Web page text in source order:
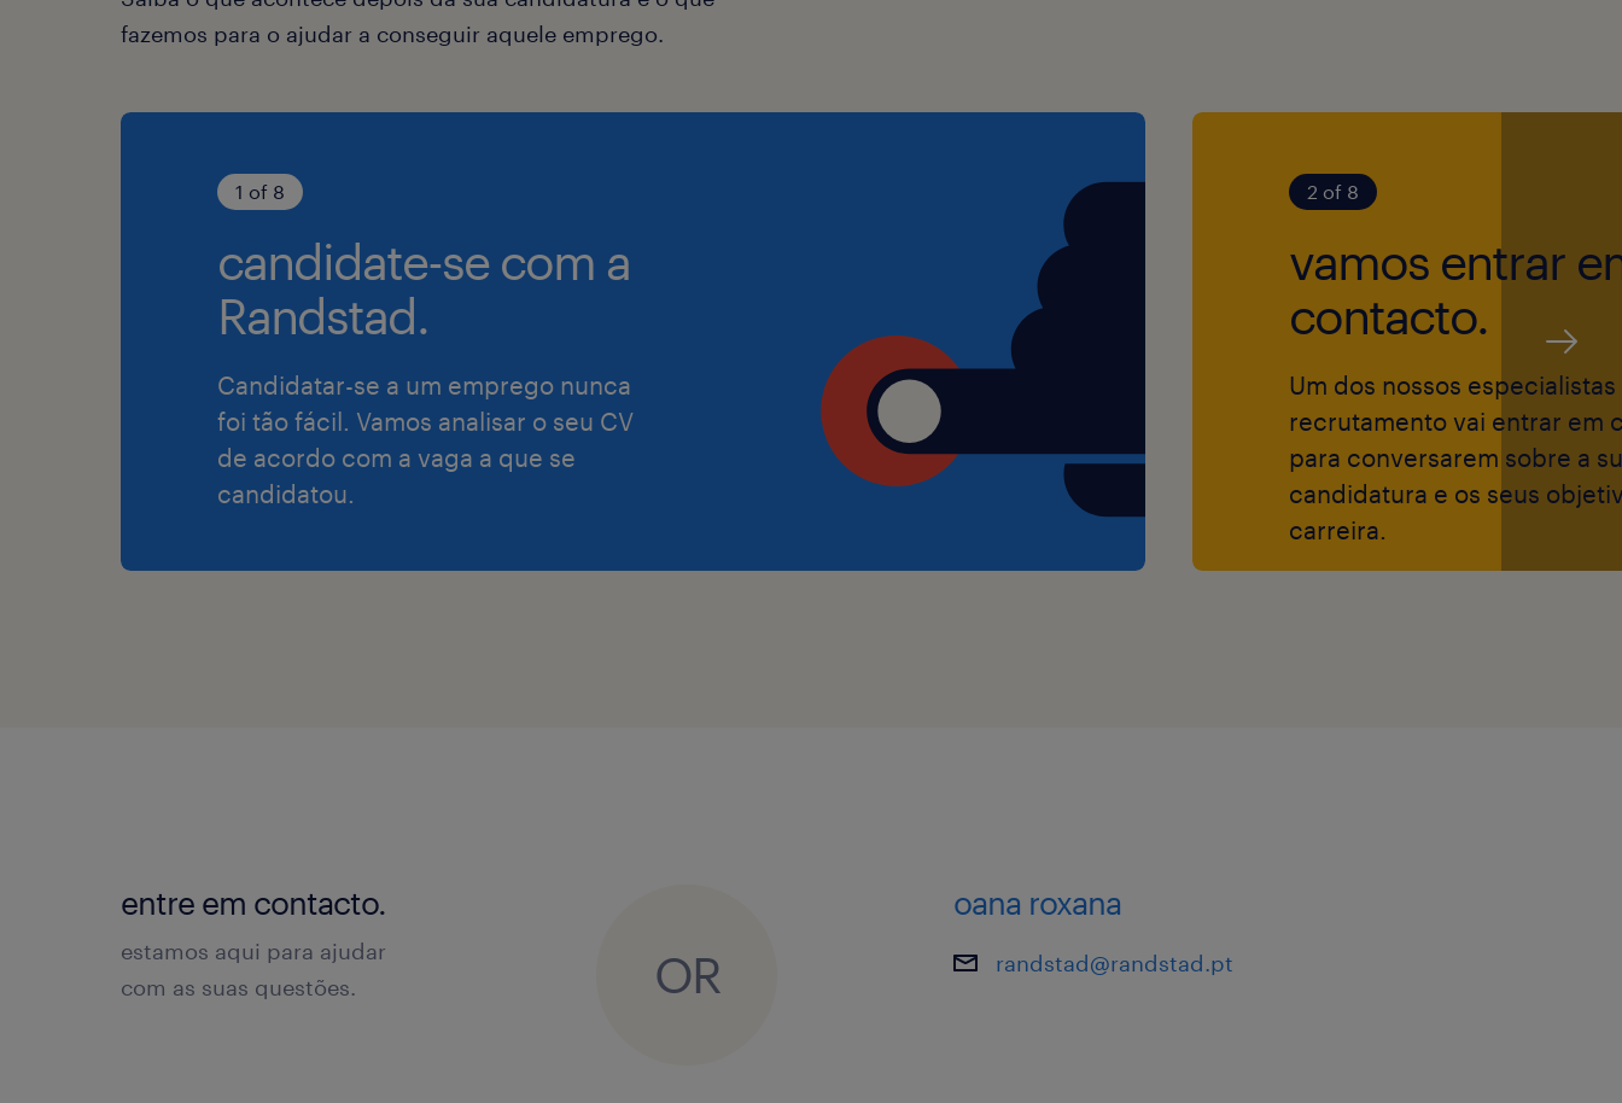
Portugal Continental;
Proatividade, forte capacidade de organização,
destreza física e habilidade para resolver
e, por isso, reiteramos que damos as boas-vindas a
pessoas com as mais diversas capacidades e
experiências. Assumimos o compromisso de garantir
que o nosso processo de recrutamento e contratação
satisfaça as necessidades de todas as pessoas.
Preocupamo-nos com a igualdade de oportunidades,
independentemente de etnia, cor, religião, sexo,
nacionalidade, idade, informações genéticas,
fazemos para o ajudar a conseguir aquele emprego.
1 of 8
candidate-se com a
Randstad.
Candidatar-se a um emprego nunca
foi tão fácil. Vamos analisar o seu CV
de acordo com a vaga a que se
candidatou.
2 of 8
vamos entrar
contacto.
Um dos nossos
recrutamento vai entrar em
para conversarem sobre a
candidatura e os seus
carreira.
entre em contacto.
estamos aqui para ajudar
com as suas questões.
OR
oana roxana
randstad@randstad.pt